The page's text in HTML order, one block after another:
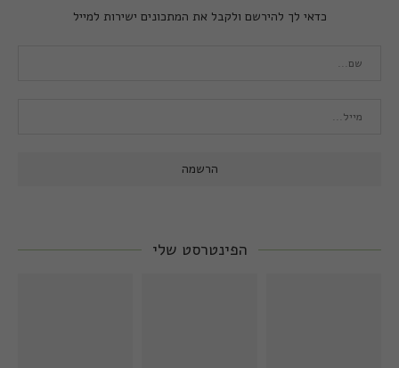
כדאי לך להירשם ולקבל את המתכונים ישירות למייל
הפינטרסט שלי